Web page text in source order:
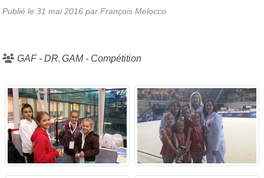
Publié le 31 mai 2016 par François Melocco
GAF - DR GAM - Compétition